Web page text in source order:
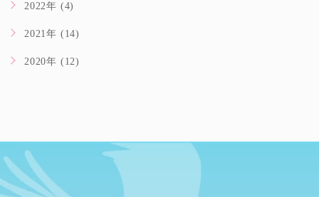
2022年 (4)
2021年 (14)
2020年 (12)